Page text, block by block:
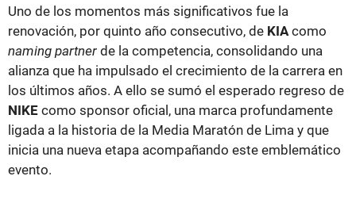
Uno de los momentos más significativos fue la
renovación, por quinto año consecutivo, de KIAcomo
naming partner de la competencia, consolidando una
alianza que ha impulsado el crecimiento de la carrera en
los últimos años. A ello se sumó el esperado regreso de
NIKE como sponsor oficial, una marca profundamente
ligada a la historia de la Media Maratón de Lima y que
inicia una nueva etapa acompañando este emblemático
evento.